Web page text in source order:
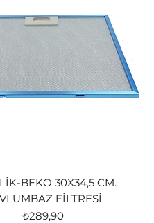
BEKO 30X34,5 CM.
FİLTRESİ
Fiyat
₺289,90